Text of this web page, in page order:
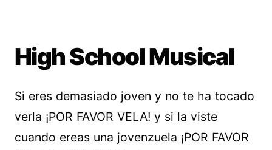
High School Musical
Si eres demasiado joven y no te ha tocado
verla ¡POR FAVOR VELA! y si la viste
cuando ereas una jovenzuela ¡POR FAVOR